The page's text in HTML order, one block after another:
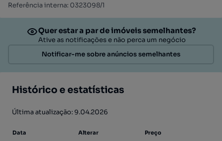
Referência interna: 0323098/1
Quer estar a par de imóveis semelhantes?
Ative as notificações e não perca um negócio
Notificar-me sobre anúncios semelhantes
Histórico e estatísticas
Última atualização: 9.04.2026
Data Alterar Preço